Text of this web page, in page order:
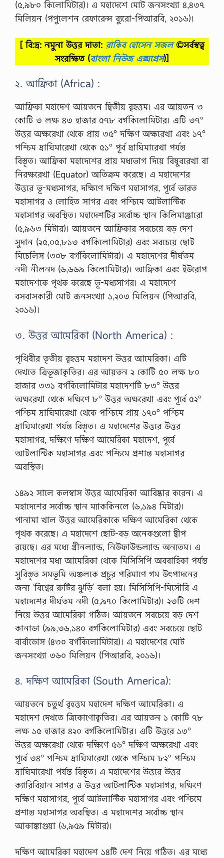
(৫,৯৮০ কিলোমিটার)। এ মহাদেশে মোট জনসংখ্যা ৪,৪৩৭
মিলিয়ন (পপুলেশন রেফারেন্স ব্যুরো-পিআরবি, ২০১৬)।
[ বি:দ্র: নমুনা উত্তর দাতা: রাকিব হোসেন সজল©সর্বস্বত্ব
সংরক্ষিত (বাংলা নিউজ এক্সপ্রেস)]
২. আফ্রিকা (Africa) :
আফ্রিকা মহাদেশ আয়তনে দ্বিতীয় বৃহত্তম। এর আয়তন ৩
কোটি ৩ লক্ষ ৪৩ হাজার ৫৭৮ বর্গকিলোমিটার। এটি ৩৭°
উত্তর অক্ষরেখা থেকে প্রায় ৩৫° দক্ষিণ অক্ষরেখা এবং ১৭°
পশ্চিম দ্রাঘিমারেখা থেকে ৫১° পূর্ব দ্রাঘিমারেখা পর্যন্ত
বিস্তৃত। আফ্রিকা মহাদেশের প্রায় মধ্যভাগ দিয়ে বিষুবরেখা বা
নিরক্ষরেখা (Equator) অতিক্রম করেছে। এ মহাদেশের
উত্তরে ভূ-মধ্যসাগর, দক্ষিণে দক্ষিণ মহাসাগর, পূর্বে ভারত
মহাসাগর ও লোহিত সাগর এবং পশ্চিমে আটলান্টিক
মহাসাগর অবস্থিত। মহাদেশটির সর্বোচ্চ স্থান কিলিমাঞ্জারো
(৫,৯৬৩ মিটার)। আয়তনে আফ্রিকার সবচেয়ে বড় দেশ
সুদান (২৫,০৫,৮১৩ বর্গকিলোমিটার) এবং সবচেয়ে ছোট
মিচেলিস (৩০৮ বর্গকিলোমিটার)। এ মহাদেশের দীর্ঘতম
নদী নীলনদ (৬,৬৬৯ কিলোমিটার)। আফ্রিকা এবং ইউরোপ
মহাদেশকে পৃথক করেছে ভূ-মধ্যসাগর। এ মহাদেশে
বসবাসকারী মোট জনসংখ্যা ১,২০৩ মিলিয়ন (পিআরবি,
২০১৬)।
৩. উত্তর আমেরিকা (North America) :
পৃথিবীর তৃতীয় বৃহত্তম মহাদেশ উত্তর আমেরিকা। এটি
দেখতে ত্রিভূজাকৃতির। এর আয়তন ২ কোটি ৫০ লক্ষ ৮০
হাজার ৩৩১ বর্গকিলোমিটার মহাদেশটি ৮৩° উত্তর
অক্ষরেখা থেকে দক্ষিণে ৮° উত্তর অক্ষরেখা এবং পূর্বে ৫২°
পশ্চিম দ্রাঘিমারেখা থেকে পশ্চিমে প্রায় ১৭০° পশ্চিম
দ্রাঘিমারেখা পর্যন্ত বিস্তৃত। এ মহাদেশের উত্তরে উত্তর
মহাসাগর, দক্ষিণে দক্ষিণ আমেরিকা মহাদেশ, পূর্বে
আটলান্টিক মহাসাগর এবং পশ্চিমে প্রশান্ত মহাসাগর
অবস্থিত।
১৪৯২ সালে কলম্বাস উত্তর আমেরিকা আবিষ্কার করেন। এ
মহাদেশের সর্বোচ্চ স্থান ম্যাককিনলে (৬,১৯৪ মিটার)।
পানামা খাল উত্তর আমেরিকাকে দক্ষিণ আমেরিকা থেকে
পৃথক করেছে। এ মহাদেশে ছোট-বড় অনেকগুলো দ্বীপ
রয়েছে। এর মধ্যে গ্রীনল্যান্ড, নিউফাউন্ডল্যান্ড অন্যতম। এ
মহাদেশের মধ্য আমেরিকা থেকে মিসিসিপি অববাহিকা পর্যন্ত
সুবিস্তৃত সমভূমি অঞ্চলকে প্রচুর পরিমাণে গম উৎপাদনের
জন্য ‘বিশ্বের রুটির ঝুড়ি’ বলা হয়। মিসিসিপি-মিসৌরি এ
মহাদেশের দীর্ঘতম নদী (৫,৯৭০ কিলোমিটার)। ২৩টি দেশ
নিয়ে উত্তর আমেরিকা গঠিত। আয়তনে সবচেয়ে বড় দেশ
কানাডা (৯৯,৩৬,১৪০ বর্গকিলোমিটার) এবং সবচেয়ে ছোট
বার্বাডোস (৪৩০ বর্গকিলোমিটার)। এ মহাদেশের মোট
জনসংখ্যা ৩৬০ মিলিয়ন (পিআরবি, ২০১৬)।
৪. দক্ষিণ আমেরিকা (South America):
আয়তনে চতুর্থ বৃহত্তম মহাদেশ দক্ষিণ আমেরিকা। এ
মহাদেশ দেখতে ত্রিকোণোকৃতির। এর আয়তন ১ কোটি ৭৮
লক্ষ ১৫ হাজার ৪২০ বর্গকিলোমিটার। এটি উত্তরে ১৩°
উত্তর অক্ষরেখা থেকে দক্ষিণে ৫৬° দক্ষিণ অক্ষরেখা এবং
পূর্বে ৩৪° পশ্চিম দ্রাঘিমারেখা থেকে পশ্চিমে ৮২° পশ্চিম
দ্রাঘিমারেখা পর্যন্ত বিস্তৃত। এ মহাদেশের উত্তরে উত্তর
ক্যারিবিয়ান সাগর ও উত্তর আটলান্টিক মহাসাগর, দক্ষিণে
দক্ষিণ মহাসাগর, পূর্বে আটলান্টিক মহাসাগর এবং পশ্চিমে
প্রশান্ত মহাসাগর অবস্থিত। এ মহাদেশের সর্বোচ্চ স্থান
আকাঙ্কাগুয়া (৬,৯৫৯ মিটার)।
দক্ষিণ আমেরিকা মহাদেশ ১৪টি দেশ নিয়ে গঠিত। এর মধ্যে